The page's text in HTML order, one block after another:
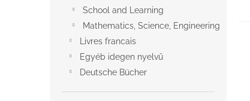
School and Learning
Mathematics, Science, Engineering
Livres francais
Egyéb idegen nyelvű
Deutsche Bücher